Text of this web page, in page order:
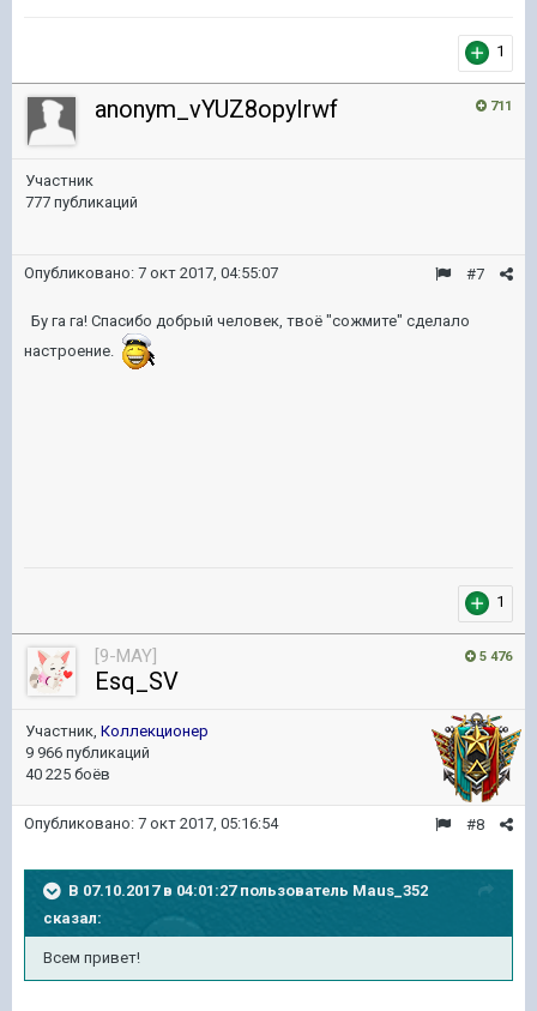
1
711
anonym_vYUZ8opyIrwf
Участник
777 публикаций
#7
Опубликовано: 7 окт 2017, 04:55:07
Бу га га! Спасибо добрый человек, твоё "сожмите" сделало
настроение.
1
5 476
[9-MAY]
Esq_SV
Участник, Коллекционер
9 966 публикаций
40 225 боёв
#8
Опубликовано: 7 окт 2017, 05:16:54
В 07.10.2017 в 04:01:27 пользователь Maus_352
сказал:
Всем привет!